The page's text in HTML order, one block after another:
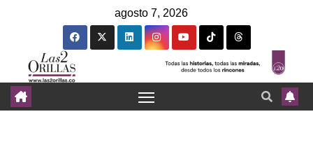
agosto 7, 2026